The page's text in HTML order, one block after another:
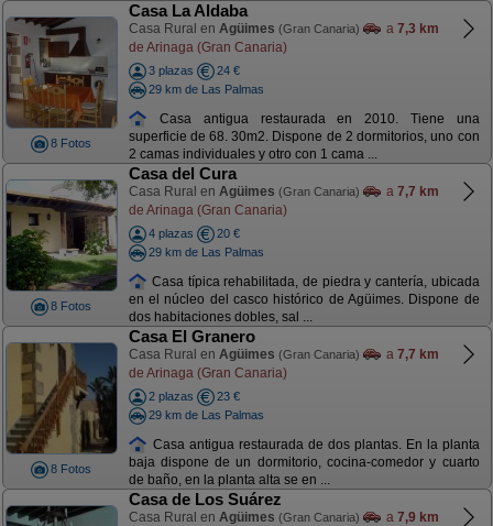
8 Fotos
Casa La Aldaba
Casa Rural en Agüimes (Gran Canaria) a 7,3 km
de Arinaga (Gran Canaria)
3 plazas
24 €
29 km de Las Palmas
Casa antigua restaurada en 2010. Tiene una
superficie de 68. 30m2. Dispone de 2 dormitorios, uno con
2 camas individuales y otro con 1 cama ...
8 Fotos
Casa del Cura
Casa Rural en Agüimes (Gran Canaria) a 7,7 km
de Arinaga (Gran Canaria)
4 plazas
20 €
29 km de Las Palmas
Casa típica rehabilitada, de piedra y cantería, ubicada
en el núcleo del casco histórico de Agüimes. Dispone de
dos habitaciones dobles, sal ...
8 Fotos
Casa El Granero
Casa Rural en Agüimes (Gran Canaria) a 7,7 km
de Arinaga (Gran Canaria)
2 plazas
23 €
29 km de Las Palmas
Casa antigua restaurada de dos plantas. En la planta
baja dispone de un dormitorio, cocina-comedor y cuarto
de baño, en la planta alta se en ...
Casa de Los Suárez
Casa Rural en Agüimes (Gran Canaria) a 7,9 km